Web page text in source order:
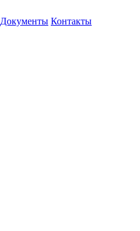
Документы Контакты